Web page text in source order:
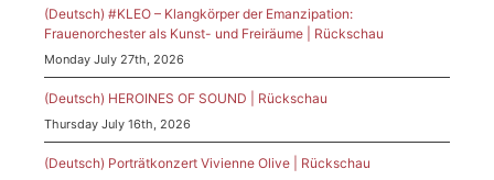
(Deutsch) #KLEO – Klangkörper der Emanzipation:
Frauenorchester als Kunst- und Freiräume | Rückschau
Monday July 27th, 2026
(Deutsch) HEROINES OF SOUND | Rückschau
Thursday July 16th, 2026
(Deutsch) Porträtkonzert Vivienne Olive | Rückschau